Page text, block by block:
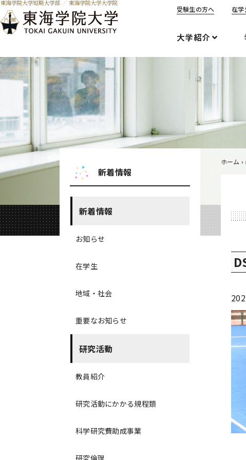
受験生の方へ 在学
大学紹介
ホーム ››
新着情報
新着情報
お知らせ
在学生
地域・社会
重要なお知らせ
研究活動
教員紹介
研究活動にかかる規程類
科学研究費助成事業
研究倫理